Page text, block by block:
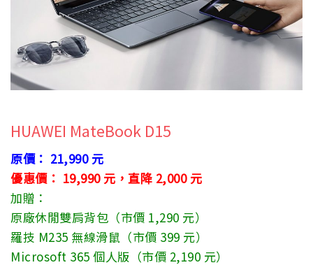
HUAWEI MateBook D15
原價： 21,990 元
優惠價： 19,990 元，直降 2,000 元
加贈：
原廠休閒雙肩背包（市價 1,290 元）
羅技 M235 無線滑鼠（市價 399 元）
Microsoft 365 個人版（市價 2,190 元）